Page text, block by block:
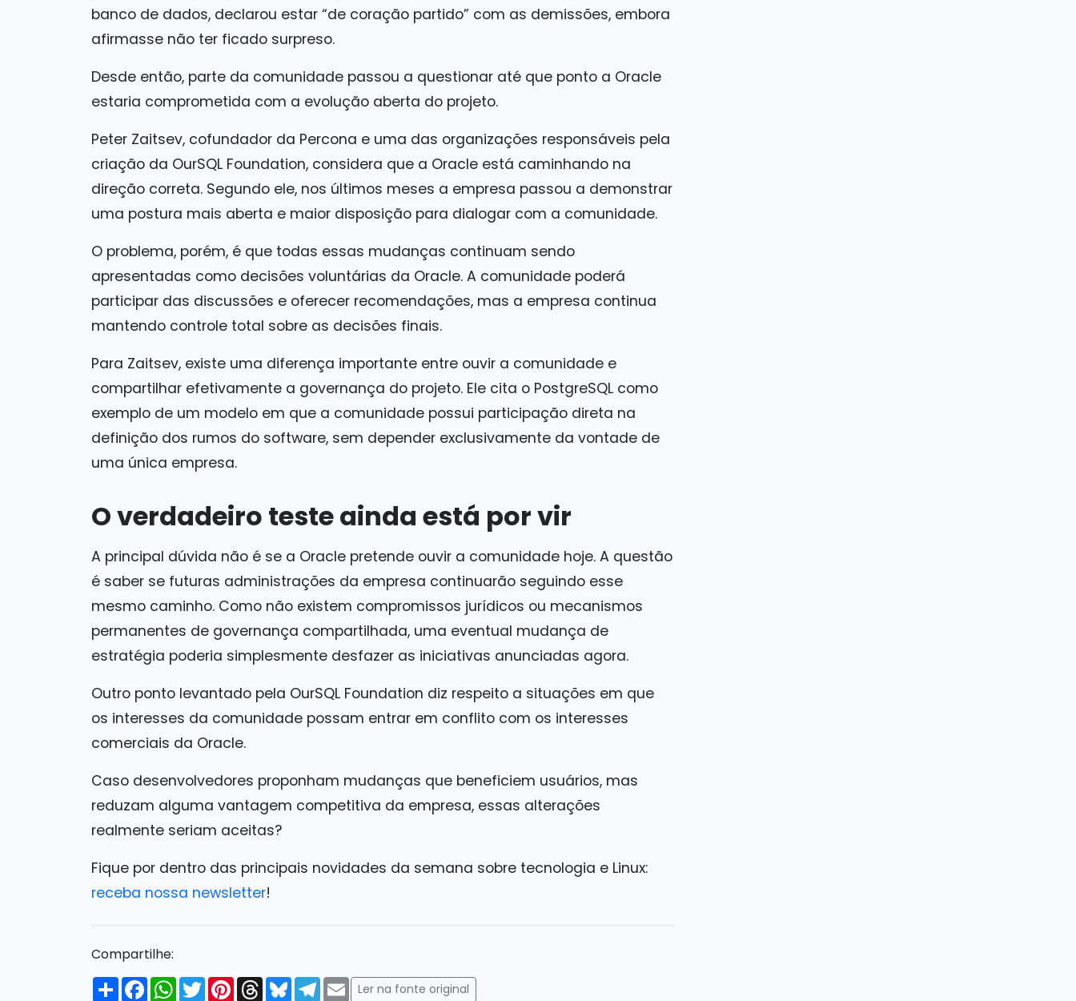
banco de dados, declarou estar “de coração partido” com as demissões, embora
afirmasse não ter ficado surpreso.
Desde então, parte da comunidade passou a questionar até que ponto a Oracle
estaria comprometida com a evolução aberta do projeto.
Peter Zaitsev, cofundador da Percona e uma das organizações responsáveis pela
criação da OurSQL Foundation, considera que a Oracle está caminhando na
direção correta. Segundo ele, nos últimos meses a empresa passou a demonstrar
uma postura mais aberta e maior disposição para dialogar com a comunidade.
O problema, porém, é que todas essas mudanças continuam sendo
apresentadas como decisões voluntárias da Oracle. A comunidade poderá
participar das discussões e oferecer recomendações, mas a empresa continua
mantendo controle total sobre as decisões finais.
Para Zaitsev, existe uma diferença importante entre ouvir a comunidade e
compartilhar efetivamente a governança do projeto. Ele cita o PostgreSQL como
exemplo de um modelo em que a comunidade possui participação direta na
definição dos rumos do software, sem depender exclusivamente da vontade de
uma única empresa.
O verdadeiro teste ainda está por vir
A principal dúvida não é se a Oracle pretende ouvir a comunidade hoje. A questão
é saber se futuras administrações da empresa continuarão seguindo esse
mesmo caminho. Como não existem compromissos jurídicos ou mecanismos
permanentes de governança compartilhada, uma eventual mudança de
estratégia poderia simplesmente desfazer as iniciativas anunciadas agora.
Outro ponto levantado pela OurSQL Foundation diz respeito a situações em que
os interesses da comunidade possam entrar em conflito com os interesses
comerciais da Oracle.
Caso desenvolvedores proponham mudanças que beneficiem usuários, mas
reduzam alguma vantagem competitiva da empresa, essas alterações
realmente seriam aceitas?
Fique por dentro das principais novidades da semana sobre tecnologia e Linux:
receba nossa newsletter!
Compartilhe:
Compartilhar
FacebookWhatsApp
TwitterPinterestThreadsBlueskyTelegram
Email
Ler na fonte original